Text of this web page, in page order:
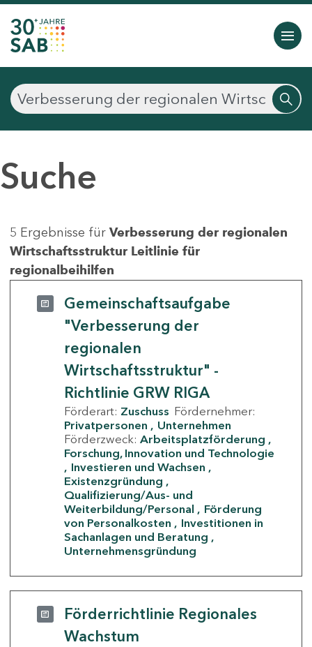
Suche
5 Ergebnisse für Verbesserung der regionalen
Wirtschaftsstruktur Leitlinie für
regionalbeihilfen
Gemeinschaftsaufgabe
"Verbesserung der
regionalen
Wirtschaftsstruktur" -
Richtlinie GRW RIGA
Förderart: Zuschuss Fördernehmer:
Privatpersonen
Unternehmen
Förderzweck: Arbeitsplatzförderung
Forschung, Innovation und Technologie
Investieren und Wachsen
Existenzgründung
Qualifizierung/Aus- und
Weiterbildung/Personal
Förderung
von Personalkosten
Investitionen in
Sachanlagen und Beratung
Unternehmensgründung
Förderrichtlinie Regionales
Wachstum